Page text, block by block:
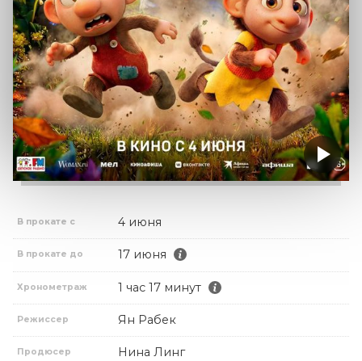
В прокате с 4 июня
В прокате до 17 июня
Хронометраж 1 час 17 минут
Режиссер Ян Рабек
Продюсер Нина Линг